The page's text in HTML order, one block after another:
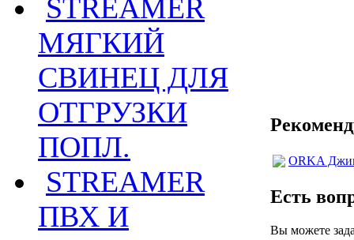
STREAMER
МЯГКИЙ
СВИНЕЦ ДЛЯ
ОТГРУЗКИ
ПОПЛ.
STREAMER
ПВХ И
ORKA
Есть
Вы можете